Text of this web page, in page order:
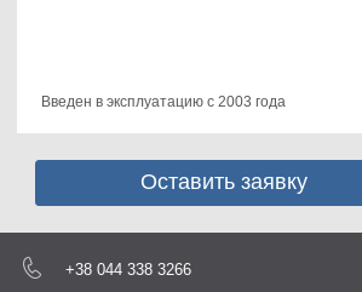
Введен в эксплуатацию с 2003 года
Оставить заявку
+38 044 338 3266